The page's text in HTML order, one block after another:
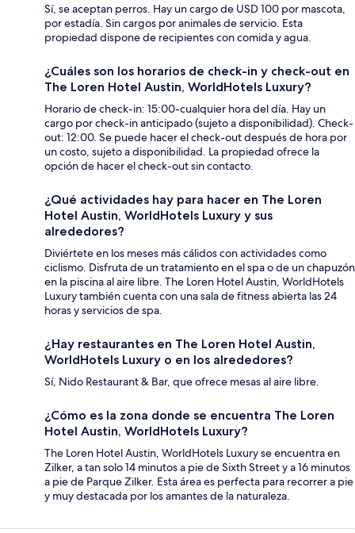
Sí, se aceptan perros. Hay un cargo de USD 100 por mascota,
por estadía. Sin cargos por animales de servicio. Esta
propiedad dispone de recipientes con comida y agua.
¿Cuáles son los horarios de check-in y check-out en
The Loren Hotel Austin, WorldHotels Luxury?
Horario de check-in: 15:00-cualquier hora del día. Hay un
cargo por check-in anticipado (sujeto a disponibilidad). Check-
out: 12:00. Se puede hacer el check-out después de hora por
un costo, sujeto a disponibilidad. La propiedad ofrece la
opción de hacer el check-out sin contacto.
¿Qué actividades hay para hacer en The Loren
Hotel Austin, WorldHotels Luxury y sus
alrededores?
Diviértete en los meses más cálidos con actividades como
ciclismo. Disfruta de un tratamiento en el spa o de un chapuzón
en la piscina al aire libre. The Loren Hotel Austin, WorldHotels
Luxury también cuenta con una sala de fitness abierta las 24
horas y servicios de spa.
¿Hay restaurantes en The Loren Hotel Austin,
WorldHotels Luxury o en los alrededores?
Sí, Nido Restaurant & Bar, que ofrece mesas al aire libre.
¿Cómo es la zona donde se encuentra The Loren
Hotel Austin, WorldHotels Luxury?
The Loren Hotel Austin, WorldHotels Luxury se encuentra en
Zilker, a tan solo 14 minutos a pie de Sixth Street y a 16 minutos
a pie de Parque Zilker. Esta área es perfecta para recorrer a pie
y muy destacada por los amantes de la naturaleza.